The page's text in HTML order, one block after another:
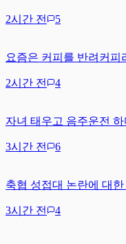
2시간 전 5
요즘은 커피를 반려커피
2시간 전 4
자녀 태우고 음주운전
3시간 전 6
축협 성접대 논란에 대
3시간 전 4